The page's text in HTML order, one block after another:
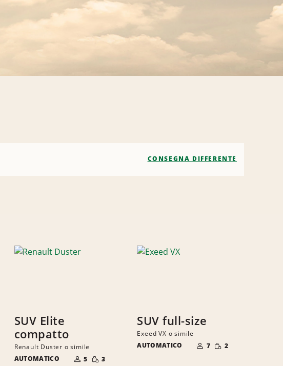
CONSEGNA DIFFERENTE
SUV Elite
compatto
Renault Duster o simile
AUTOMATICO
DI 5 QUANTITÀ
RIDOTTA
3
SUV full-size
Exeed VX o simile
AUTOMATICO
DI
PERSONE
7 QUANTITÀ
RIDOTTA
2